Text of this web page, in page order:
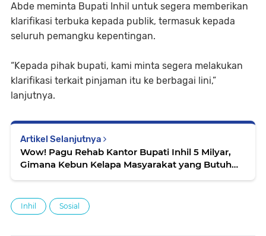
Abde meminta Bupati Inhil untuk segera memberikan
klarifikasi terbuka kepada publik, termasuk kepada
seluruh pemangku kepentingan.
“Kepada pihak bupati, kami minta segera melakukan
klarifikasi terkait pinjaman itu ke berbagai lini,”
lanjutnya.
Artikel Selanjutnya
Wow! Pagu Rehab Kantor Bupati Inhil 5 Milyar,
Gimana Kebun Kelapa Masyarakat yang Butuh
Inhil Sosial